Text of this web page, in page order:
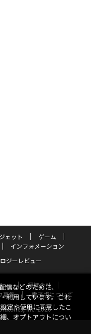
ェット
ゲーム
インフォメーション
ジーレビュー
ー
運営会社
募集
電子版について
Inc. 2026
信などのために、
利用しています。これ
定や使用に同意したこ
、オプトアウトについ